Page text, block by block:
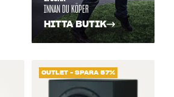
INNAN DU KÖPER
HITTA BUTIK
OUTLET - SPARA 57%